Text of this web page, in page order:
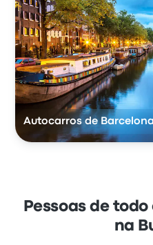
Autocarros de
Pessoas de
na